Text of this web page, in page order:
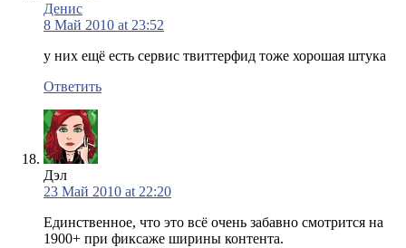
Денис
8 Май 2010 at 23:52
у них ещё есть сервис твиттерфид тоже хорошая штука
Ответить
Дэл
23 Май 2010 at 22:20
Единственное, что это всё очень забавно смотрится на
1900+ при фиксаже ширины контента.